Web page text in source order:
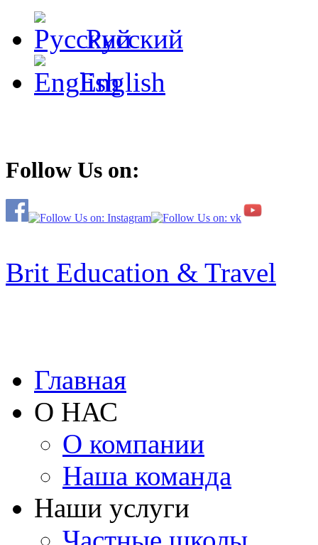
Русский
English
Follow Us on:
Brit Education & Travel
Главная
О НАС
О компании
Наша команда
Наши услуги